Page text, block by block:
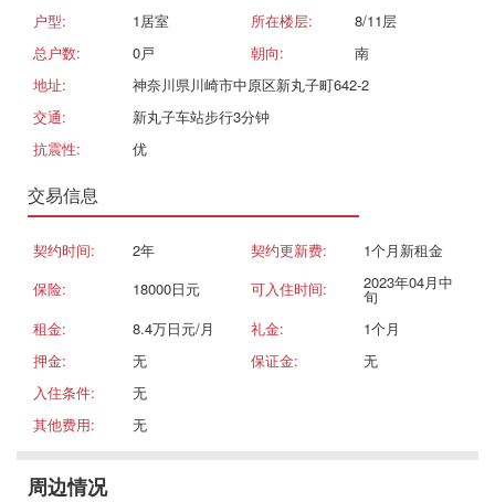
户型:
1居室 所在楼层:
8/11层
总户数:
0戸 朝向:
南
地址:
神奈川県川崎市中原区新丸子町642-2
交通:
新丸子车站步行3分钟
抗震性:
优
交易信息
契约时间: 2年 契约更新费:
1个月新租金
保险:
18000日元 可入住时间: 2023年04月中
旬
租金:
8.4万日元/月 礼金:
1个月
押金:
无 保证金:
无
入住条件:
无
其他费用:
无
周边情况